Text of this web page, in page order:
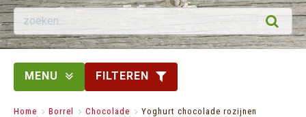
MENU FILTEREN
Home > Borrel > Chocolade > Yoghurt chocolade rozijnen